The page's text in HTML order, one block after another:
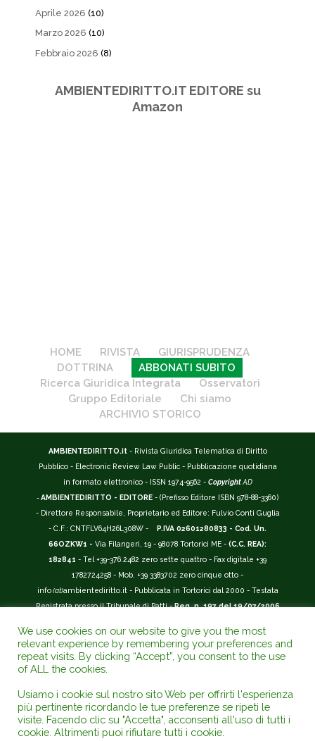
Aprile 2026 (10)
Marzo 2026 (10)
Febbraio 2026 (8)
AMBIENTEDIRITTO.IT EDITORE su
Amazon
HOME RIVISTA
GIURISPRUDENZA
DOTTRINA
ABBONATI SUBITO
Ricerca Giuridica Integrata
Osservatori
Gruppo Editoriale
Chi siamo
ARCHIVIO STORICO
AMBIENTEDIRITTO.it - Rivista Giuridica Telematica di Diritto
Pubblico - Electronic Review Law Public - Pubblicazione quotidiana
in formato elettronico - ISSN 1974-9562 - Copyright AD
-AMBIENTEDIRITTO - EDITORE - (Prefisso Editore ISBN 978-88-3360)
- Direttore Responsabile, Proprietario ed Editore: Fulvio Conti Guglia
- C.F.: CNTFLV64H26L308W -
P.IVA 02601280833 - Cod. Un.
66OZKW1 - Via Filangeri, 19 - 98078 Tortorici ME - (C.C. REA):
182841 - Tel +39-376.2482 zero sette quattro - Fax digitale +39
1782724258 - Mob. +39 3383702 zero cinque otto -
info(at)ambientediritto.it - Pubblicata in Tortorici dal 2000 - Testata
Registrata presso il Tribunale di Patti -Reg. n. 197 del 19/07/2006
__________
La Rivista Giuridica AMBIENTEDIRITTO.IT ISSN 1974-9562
riconosciuta ed inserita nell'Area 12 - (
Universitario e della Ricerca (D.P.R. n.76/2010). Valutazione della Qualità della
Ricerca (
); Autovalutazione, Valutazione periodica, Accreditamento ( AVA
);
Abilitazione Scientifica Nazionale (ASN ). Repertorio del Foro Italiano Abbr.
We use cookies on our website to give you the most
relevant experience by remembering your preferences and
repeat visits. By clicking “Accept”, you consent to the use
of ALL the cookies.
Usiamo i cookie sul nostro sito Web per offrirti l'esperienza
più pertinente ricordando le tue preferenze se ripeti le
visite. Facendo clic su "Accetta", acconsenti all'uso di tutti i
cookie. Altrimenti puoi rifiutare tutti i cookie.